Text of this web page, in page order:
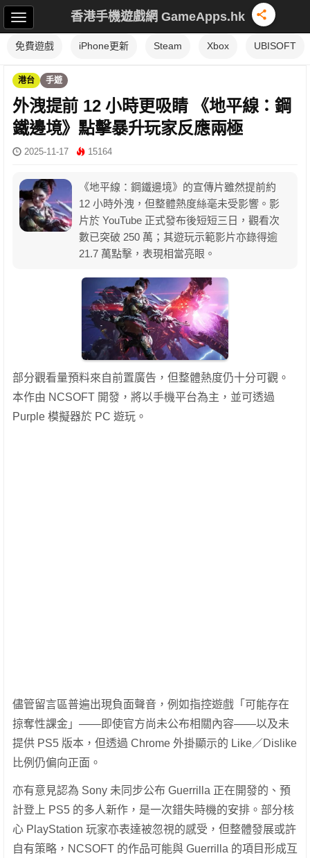
香港手機遊戲網 GameApps.hk
免費遊戲 iPhone更新 Steam Xbox UBISOFT
港台 手遊
外洩提前 12 小時更吸睛 《地平線：鋼
鐵邊境》點擊暴升玩家反應兩極
2025-11-17 15164
《地平線：鋼鐵邊境》的宣傳片雖然提前約
12 小時外洩，但整體熱度絲毫未受影響。影
片於 YouTube 正式發布後短短三日，觀看次
數已突破 250 萬；其遊玩示範影片亦錄得逾
21.7 萬點擊，表現相當亮眼。
部分觀看量預料來自前置廣告，但整體熱度仍十分可觀。
本作由 NCSOFT 開發，將以手機平台為主，並可透過
Purple 模擬器於 PC 遊玩。
儘管留言區普遍出現負面聲音，例如指控遊戲「可能存在
掠奪性課金」——即使官方尚未公布相關內容——以及未
提供 PS5 版本，但透過 Chrome 外掛顯示的 Like／Dislike
比例仍偏向正面。
亦有意見認為 Sony 未同步公布 Guerrilla 正在開發的、預
計登上 PS5 的多人新作，是一次錯失時機的安排。部分核
心 PlayStation 玩家亦表達被忽視的感受，但整體發展或許
自有策略，NCSOFT 的作品可能與 Guerrilla 的項目形成互